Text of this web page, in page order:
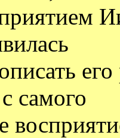
самого